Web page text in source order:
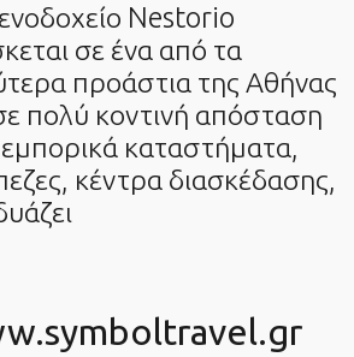
Nestorio
σε ένα από τα
προάστια της Αθήνας
πολύ κοντινή απόσταση
καταστήματα,
κέντρα διασκέδασης,